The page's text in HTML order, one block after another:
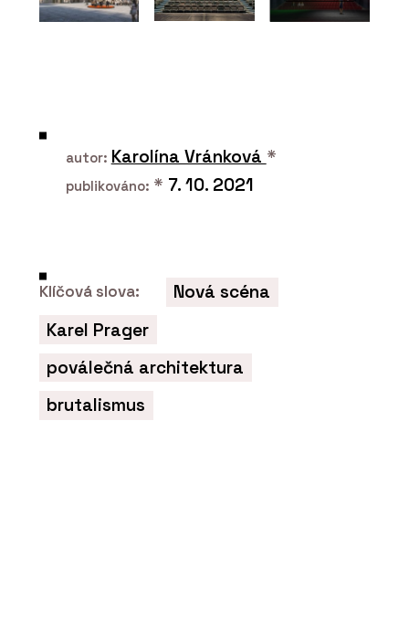
PRODUKTY
Fasádní desky z vysokotlakého
laminátu MEG - CHYTRÉ FASÁDY
autor: Karolína Vránková *
publikováno: * 7. 10. 2021
Klíčová slova:
Nová scéna
Karel Prager
poválečná architektura
brutalismus